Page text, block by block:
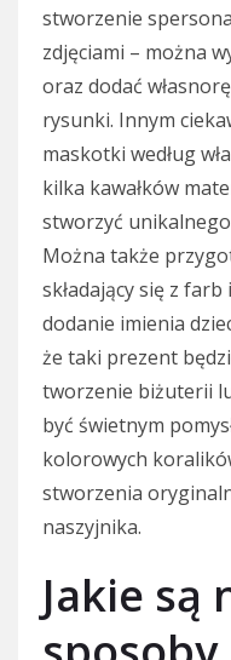
stworzenie
zdjęciami – można
oraz dodać
rysunki. Innym
maskotki według
kilka kawałków
stworzyć
Można także
składający się z
dodanie imienia
że taki prezent
tworzenie biżuterii
być świetnym
kolorowych
stworzenia
naszyjnika.
Jakie są